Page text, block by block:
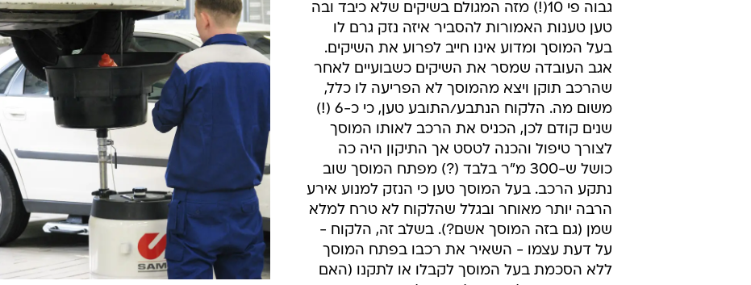
גבוה פי 10(!) מזה המגולם בשיקים שלא כיבד ובה
טען טענות האמורות להסביר איזה נזק גרם לו
בעל המוסך ומדוע אינו חייב לפרוע את השיקים.
אגב העובדה שמסר את השיקים כשבועיים לאחר
שהרכב תוקן ויצא מהמוסך לא הפריעה לו כלל,
משום מה. הלקוח הנתבע/התובע טען, כי כ-6 (!)
שנים קודם לכן, הכניס את הרכב לאותו המוסך
לצורך טיפול והכנה לטסט אך התיקון היה כה
כושל ש-300 מ"ר בלבד (?) מפתח המוסך שוב
נתקע הרכב. בעל המוסך טען כי הנזק למנוע אירע
הרבה יותר מאוחר ובגלל שהלקוח לא טרח למלא
שמן (גם בזה המוסך אשם?). בשלב זה, הלקוח -
על דעת עצמו - השאיר את רכבו בפתח המוסך
ללא הסכמת בעל המוסך לקבלו או לתקנו (האם